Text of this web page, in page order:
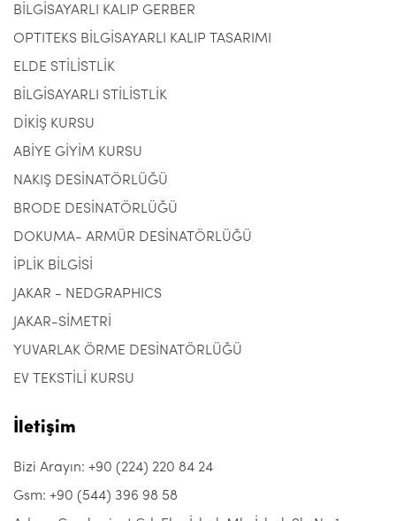
BİLGİSAYARLI KALIP GERBER
OPTITEKS BİLGİSAYARLI KALIP TASARIMI
ELDE STİLİSTLİK
BİLGİSAYARLI STİLİSTLİK
DİKİŞ KURSU
ABİYE GİYİM KURSU
NAKIŞ DESİNATÖRLÜĞÜ
BRODE DESİNATÖRLÜĞÜ
DOKUMA- ARMÜR DESİNATÖRLÜĞÜ
İPLİK BİLGİSİ
JAKAR - NEDGRAPHICS
JAKAR-SİMETRİ
YUVARLAK ÖRME DESİNATÖRLÜĞÜ
EV TEKSTİLİ KURSU
İletişim
Bizi Arayın: +90 (224) 220 84 24
Gsm: +90 (544) 396 98 58